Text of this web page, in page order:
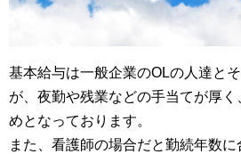
基本給与は一般企業のOLの人達と
が、夜勤や残業などの手当てが厚
めとなっております。
また、看護師の場合だと勤続年数